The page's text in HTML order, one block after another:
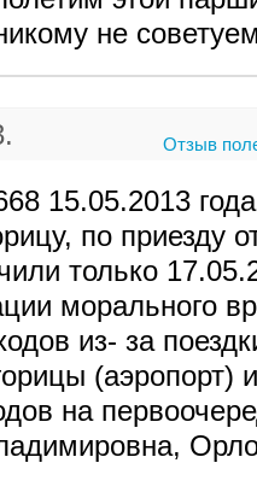
не
Отзыв
15.05.2013
по приезду
только
морального
из- за
(аэропорт)
на